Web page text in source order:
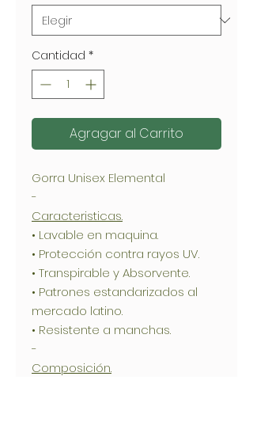
Cantidad *
Agragar al Carrito
Gorra Unisex Elemental
-
Caracteristicas.
• Lavable en maquina.
• Protección contra rayos UV.
• Transpirable y Absorvente.
• Patrones estandarizados al
mercado latino.
• Resistente a manchas.
-
Composición.